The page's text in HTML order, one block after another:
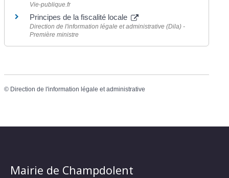
Vie-publique.fr
Principes de la fiscalité locale
Direction de l'information légale et administrative (Dila) -
Première ministre
© Direction de l'information légale et administrative
Mairie de Champdolent